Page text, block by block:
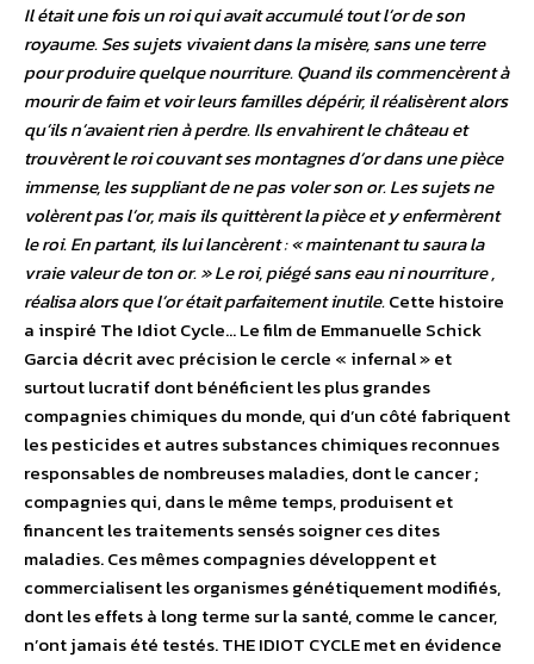
Il était une fois un roi qui avait accumulé tout l’or de son
royaume. Ses sujets vivaient dans la misère, sans une terre
pour produire quelque nourriture. Quand ils commencèrent à
mourir de faim et voir leurs familles dépérir, il réalisèrent alors
qu’ils n’avaient rien à perdre. Ils envahirent le château et
trouvèrent le roi couvant ses montagnes d’or dans une pièce
immense, les suppliant de ne pas voler son or. Les sujets ne
volèrent pas l’or, mais ils quittèrent la pièce et y enfermèrent
le roi. En partant, ils lui lancèrent : « maintenant tu saura la
vraie valeur de ton or. » Le roi, piégé sans eau ni nourriture ,
réalisa alors que l’or était parfaitement inutile.Cette histoire
a inspiré The Idiot Cycle… Le film de Emmanuelle Schick
Garcia décrit avec précision le cercle « infernal » et
surtout lucratif dont bénéficient les plus grandes
compagnies chimiques du monde, qui d’un côté fabriquent
les pesticides et autres substances chimiques reconnues
responsables de nombreuses maladies, dont le cancer ;
compagnies qui, dans le même temps, produisent et
financent les traitements sensés soigner ces dites
maladies. Ces mêmes compagnies développent et
commercialisent les organismes génétiquement modifiés,
dont les effets à long terme sur la santé, comme le cancer,
n’ont jamais été testés. THE IDIOT CYCLE met en évidence